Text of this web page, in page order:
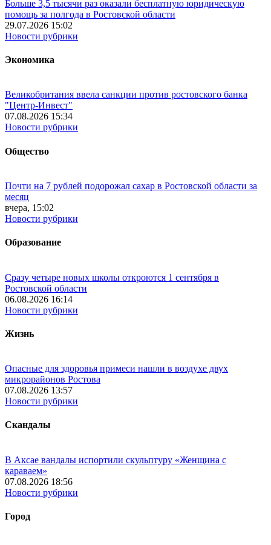
Больше 3,5 тысячи раз оказали бесплатную юридическую
помощь за полгода в Ростовской области
29.07.2026 15:02
Новости рубрики
Экономика
Великобритания ввела санкции против ростовского банка
"Центр-Инвест"
07.08.2026 15:34
Новости рубрики
Общество
Почти на 7 рублей подорожал сахар в Ростовской области за
месяц
вчера, 15:02
Новости рубрики
Образование
Сразу четыре новых школы откроются 1 сентября в
Ростовской области
06.08.2026 16:14
Новости рубрики
Жизнь
Опасные для здоровья примеси нашли в воздухе двух
микрорайонов Ростова
07.08.2026 13:57
Новости рубрики
Скандалы
В Аксае вандалы испортили скульптуру «Женщина с
караваем»
07.08.2026 18:56
Новости рубрики
Город